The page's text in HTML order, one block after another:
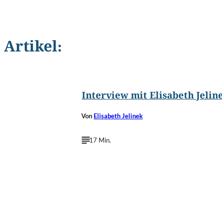
Artikel:
Interview mit Elisabeth
Von Elisabeth Jelinek
17 Min.